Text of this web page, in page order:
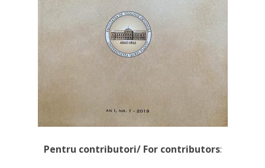
Pentru contributori/ For contributors: